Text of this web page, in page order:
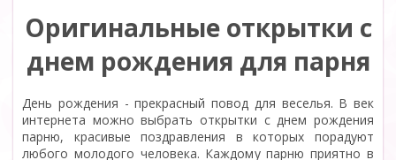
Оригинальные открытки с
днем рождения для парня
День рождения - прекрасный повод для веселья. В век
интернета можно выбрать открытки с днем рождения
парню, красивые поздравления в которых порадуют
любого молодого человека. Каждому парню приятно в